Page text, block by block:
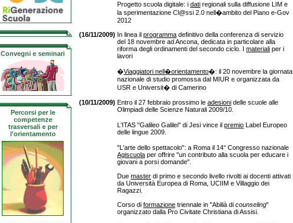
Convegni e seminari
Percorsi per le
competenze
trasversali e per
l'orientamento
Progetto scuola digitale: i dati regionali sulla diffusione LIM e
la sperimentazione Cl@ssi 2.0 nell�ambito del Piano e-Gov
2012
(16/11/2009) In linea il programma definitivo della conferenza di servizio
del 18 novembre ad Ancona, dedicata in particolare alla
riforma degli ordinamenti del secondo ciclo. I materiali per i
lavori
�Viaggiatori nell�orientamento�: il 20 novembre la giornata
nazionale di studio promossa dal MIUR e organizzata da
USR e Universit� di Camerino
(10/11/2009) Entro il 27 febbraio prossimo le adesioni delle scuole alle
Olimpiadi delle Scienze Naturali 2009/10.
L'ITAS "Galileo Galilei" di Jesi vince il premio Label Europeo
delle lingue 2009.
"L'arte dello spettacolo": a Roma il 14° Congresso nazionale
Agiscuola per offrire "un contributo alla scuola per educare i
giovani a porsi domande".
Due master di primo e secondo livello rivolti ai docenti attivati
da Università Europea di Roma, UCIIM e Villaggio dei
Ragazzi.
Corso di formazione triennale in "Abilià di counseling"
organizzato dalla Pro Civitate Christiana di Assisi.